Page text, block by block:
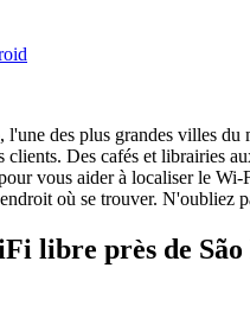
l'une des plus grandes villes
Des cafés et librairies
vous aider à localiser le
où se trouver. N'oubliez
libre près de São